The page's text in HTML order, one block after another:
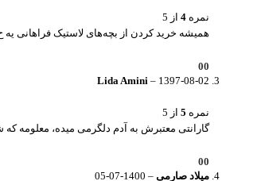
نمره 4 از 5
همیشه خرید کردن از بچه‌های لاستیک فراهانی
0
0
Lida Amini – 1397-08-02
نمره 5 از 5
گارانتی معتبرش به آدم دلگرمی میده، معلومه
0
0
میلاد صارمی –
1400-07-05